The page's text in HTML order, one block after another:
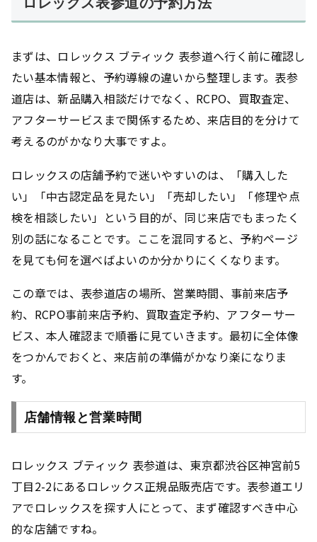
まずは、ロレックス ブティック 表参道へ行く前に確認し
たい基本情報と、予約導線の違いから整理します。表参
道店は、新品購入相談だけでなく、RCPO、買取査定、
アフターサービスまで関係するため、来店目的を分けて
考えるのがかなり大事ですよ。
ロレックスの店舗予約で迷いやすいのは、「購入した
い」「中古認定品を見たい」「売却したい」「修理や点
検を相談したい」という目的が、同じ来店でもまったく
別の話になることです。ここを混同すると、予約ページ
を見ても何を選べばよいのか分かりにくくなります。
この章では、表参道店の場所、営業時間、事前来店予
約、RCPO事前来店予約、買取査定予約、アフターサー
ビス、本人確認まで順番に見ていきます。最初に全体像
をつかんでおくと、来店前の準備がかなり楽になりま
す。
店舗情報と営業時間
ロレックス ブティック 表参道は、東京都渋谷区神宮前5
丁目2-2にあるロレックス正規品販売店です。表参道エリ
アでロレックスを探す人にとって、まず確認すべき中心
的な店舗ですね。